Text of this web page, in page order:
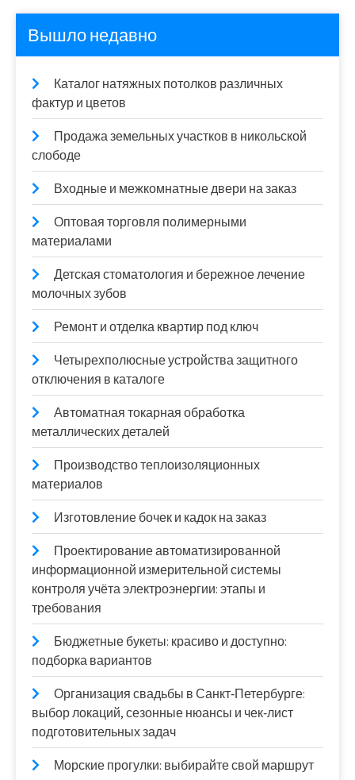
Вышло недавно
Каталог натяжных потолков различных
фактур и цветов
Продажа земельных участков в никольской
слободе
Входные и межкомнатные двери на заказ
Оптовая торговля полимерными
материалами
Детская стоматология и бережное лечение
молочных зубов
Ремонт и отделка квартир под ключ
Четырехполюсные устройства защитного
отключения в каталоге
Автоматная токарная обработка
металлических деталей
Производство теплоизоляционных
материалов
Изготовление бочек и кадок на заказ
Проектирование автоматизированной
информационной измерительной системы
контроля учёта электроэнергии: этапы и
требования
Бюджетные букеты: красиво и доступно:
подборка вариантов
Организация свадьбы в Санкт‑Петербурге:
выбор локаций, сезонные нюансы и чек‑лист
подготовительных задач
Морские прогулки: выбирайте свой маршрут